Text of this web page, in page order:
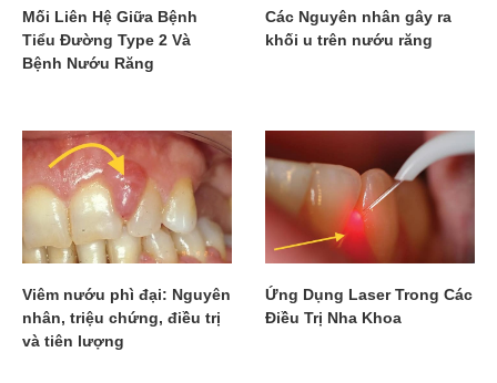
Mối Liên Hệ Giữa Bệnh
Tiểu Đường Type 2 Và
Bệnh Nướu Răng
Các Nguyên nhân gây ra
khối u trên nướu răng
Viêm nướu phì đại: Nguyên
nhân, triệu chứng, điều trị
và tiên lượng
Ứng Dụng Laser Trong Các
Điều Trị Nha Khoa